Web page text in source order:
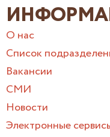
О нас
Список
Вакансии
СМИ
Новости
Электронные